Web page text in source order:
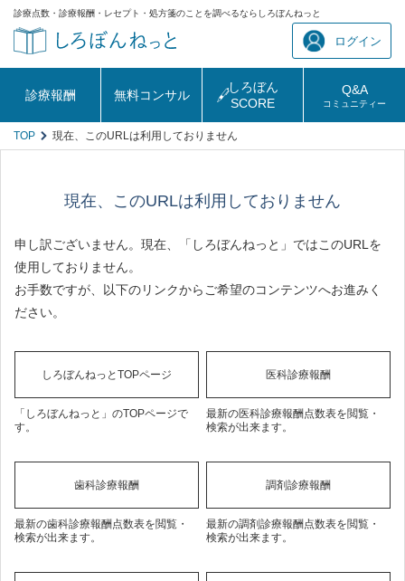
診療点数・診療報酬・レセプト・処方箋のことを調べるならしろぼんねっと
ログイン
診療報酬 無料コンサル
しろぼん
SCORE
Q&A
コミュニティー
TOP 現在、このURLは利用しておりません
現在、このURLは利用しておりません
申し訳ございません。現在、「しろぼんねっと」ではこのURLを
使用しておりません。
お手数ですが、以下のリンクからご希望のコンテンツへお進みく
ださい。
しろぼんねっとTOPページ
「しろぼんねっと」のTOPページで
す。
医科診療報酬
最新の医科診療報酬点数表を閲覧・
検索が出来ます。
歯科診療報酬
最新の歯科診療報酬点数表を閲覧・
検索が出来ます。
調剤診療報酬
最新の調剤診療報酬点数表を閲覧・
検索が出来ます。